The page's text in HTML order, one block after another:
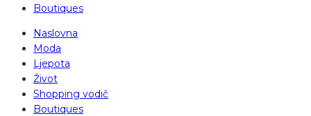
Boutiques
Naslovna
Moda
Ljepota
Život
Shopping vodič
Boutiques